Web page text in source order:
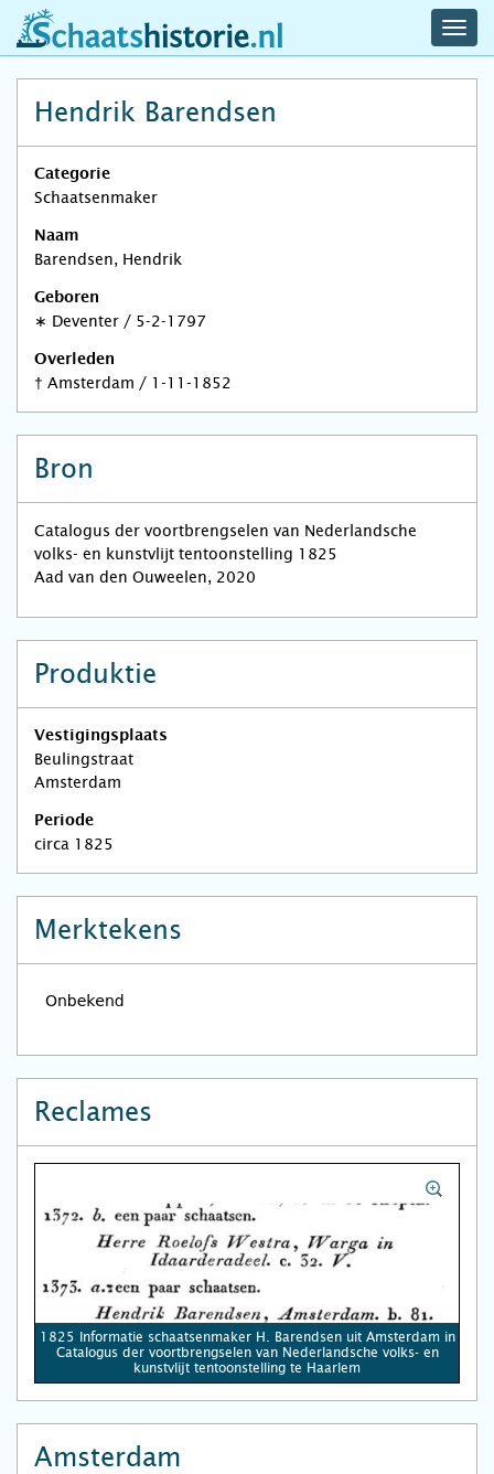
schaatshistorie.nl
Hendrik Barendsen
Categorie
Schaatsenmaker
Naam
Barendsen, Hendrik
Geboren
∗ Deventer / 5-2-1797
Overleden
† Amsterdam / 1-11-1852
Bron
Catalogus der voortbrengselen van Nederlandsche
volks- en kunstvlijt tentoonstelling 1825
Aad van den Ouweelen, 2020
Produktie
Vestigingsplaats
Beulingstraat
Amsterdam
Periode
circa 1825
Merktekens
Reclames
1825 Informatie schaatsenmaker H. Barendsen uit Amsterdam in
Catalogus der voortbrengselen van Nederlandsche volks- en
kunstvlijt tentoonstelling te Haarlem
Amsterdam